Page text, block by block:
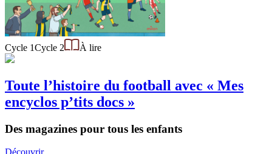
Cycle 1Cycle 2 À lire
Toute l’histoire du football avec « Mes
encyclos p’tits docs »
Des magazines pour tous les enfants